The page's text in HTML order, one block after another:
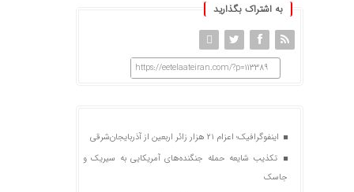
به اشتراک بگذارید
https://eetelaateiran.com/?p=113389
اینفوگرافیک؛ اعزام ۲۱ هزار زائر اربعین از آذربایجان‌شرقی
تکذیب شایعه حمله جنگنده‌های آمریکایی به سیریک و
جاسک